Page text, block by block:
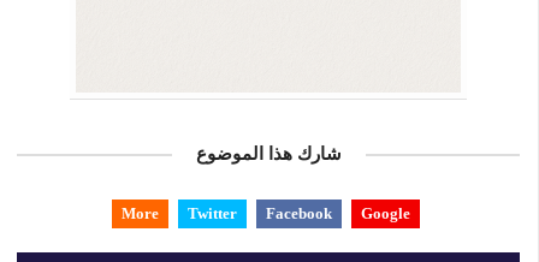
شارك هذا الموضوع
Google
Facebook
Twitter
More